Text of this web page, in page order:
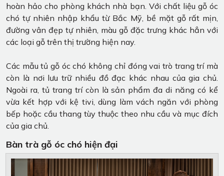
hoàn hảo cho phòng khách nhà bạn. Với chất liệu gỗ óc
chó tự nhiên nhập khẩu từ Bắc Mỹ, bề mặt gỗ rất mịn,
đường vân đẹp tự nhiên, màu gỗ đặc trưng khác hẳn với
các loại gỗ trên thị trường hiện nay.
Các mẫu tủ gỗ óc chó không chỉ đóng vai trò trang trí mà
còn là nơi lưu trữ nhiều đồ đạc khác nhau của gia chủ.
Ngoài ra, tủ trang trí còn là sản phẩm đa di năng có kể
vừa kết hợp với kệ tivi, dùng làm vách ngăn với phòng
bếp hoặc cầu thang tùy thuộc theo nhu cầu và mục đích
của gia chủ.
Bàn trà gỗ óc chó hiện đại